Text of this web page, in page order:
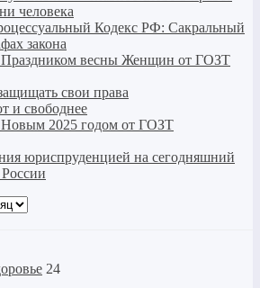
человека
Кодекс РФ: Сакральный
закона
Праздником весны Женщин от ГОЗТ
свои права
и свободнее
Новым 2025 годом от ГОЗТ
юриспруденцией на сегодняшний
24